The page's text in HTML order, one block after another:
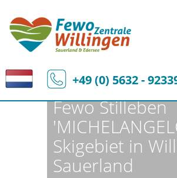
+49 (0) 5632 -
Fewo-Zentrale Willingen
Fewo Stilleben
Skigebiet in
Sauerland